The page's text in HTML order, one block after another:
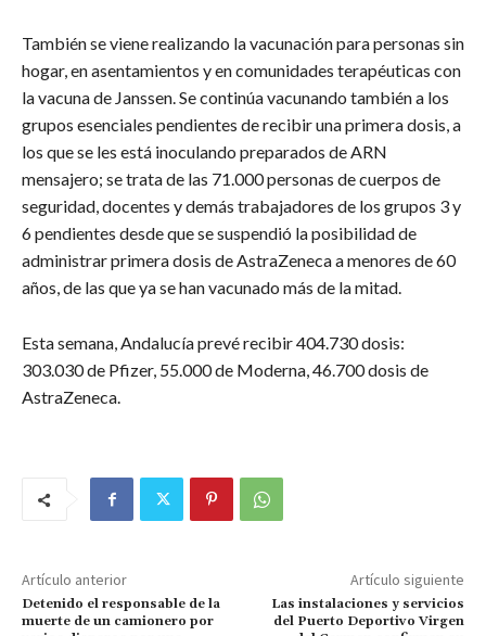
También se viene realizando la vacunación para personas sin
hogar, en asentamientos y en comunidades terapéuticas con
la vacuna de Janssen. Se continúa vacunando también a los
grupos esenciales pendientes de recibir una primera dosis, a
los que se les está inoculando preparados de ARN
mensajero; se trata de las 71.000 personas de cuerpos de
seguridad, docentes y demás trabajadores de los grupos 3 y
6 pendientes desde que se suspendió la posibilidad de
administrar primera dosis de AstraZeneca a menores de 60
años, de las que ya se han vacunado más de la mitad.
Esta semana, Andalucía prevé recibir 404.730 dosis:
303.030 de Pfizer, 55.000 de Moderna, 46.700 dosis de
AstraZeneca.
Artículo anterior
Detenido el responsable de la
muerte de un camionero por
Artículo siguiente
Las instalaciones y servicios
del Puerto Deportivo Virgen